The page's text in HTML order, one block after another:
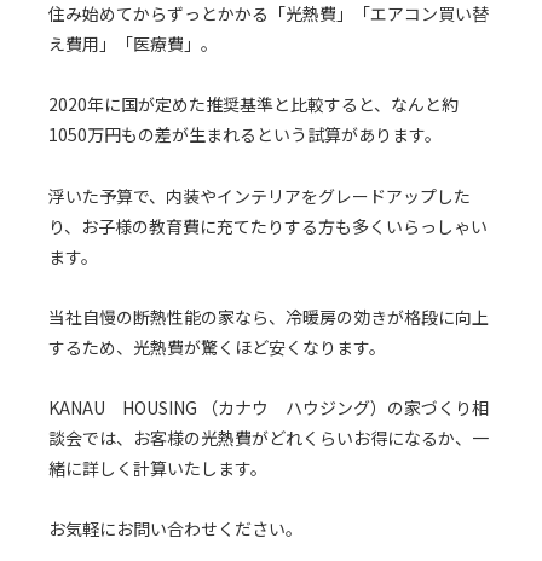
住み始めてからずっとかかる「光熱費」「エアコン買い替
え費用」「医療費」。
2020年に国が定めた推奨基準と比較すると、なんと約
1050万円もの差が生まれるという試算があります。
浮いた予算で、内装やインテリアをグレードアップした
り、お子様の教育費に充てたりする方も多くいらっしゃい
ます。
当社自慢の断熱性能の家なら、冷暖房の効きが格段に向上
するため、光熱費が驚くほど安くなります。
KANAU HOUSING （カナウ ハウジング）の家づくり相
談会では、お客様の光熱費がどれくらいお得になるか、一
緒に詳しく計算いたします。
お気軽にお問い合わせください。